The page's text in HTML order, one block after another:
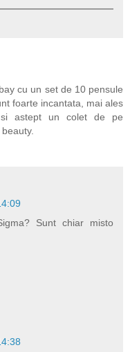
cu un set de 10 pensule
foarte incantata, mai ales
astept un colet de pe
Sunt chiar misto